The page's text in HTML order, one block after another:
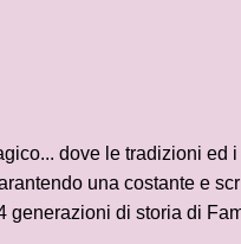
dove le tradizioni ed
una costante e
generazioni di storia di